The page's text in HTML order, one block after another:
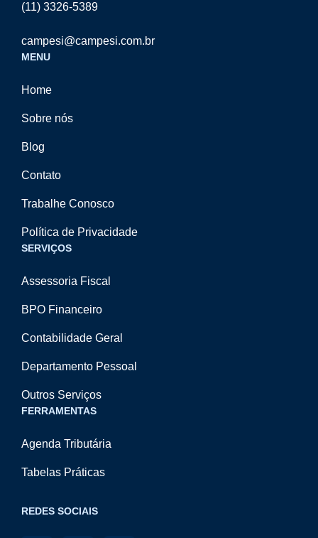
(11) 3326-5389
campesi@campesi.com.br
MENU
Home
Sobre nós
Blog
Contato
Trabalhe Conosco
Política de Privacidade
SERVIÇOS
Assessoria Fiscal
BPO Financeiro
Contabilidade Geral
Departamento Pessoal
Outros Serviços
FERRAMENTAS
Agenda Tributária
Tabelas Práticas
REDES SOCIAIS